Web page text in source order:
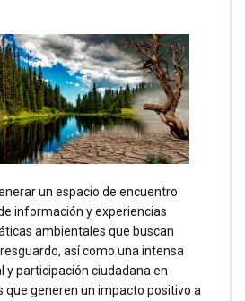
un espacio de encuentro
información y experiencias
ambientales que buscan
así como una intensa
participación ciudadana en
generen un impacto positivo a